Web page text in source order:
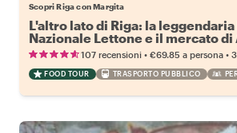
Scopri Riga con Margita
L'altro lato di Riga: la
Nazionale Lettone e il mercato di
107 recensioni • €69.85 a persona •
FOOD TOUR TRASPORTO PUBBLICO